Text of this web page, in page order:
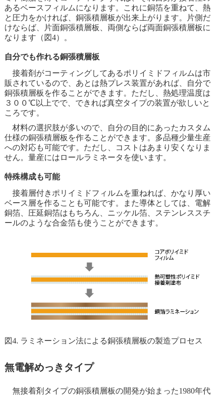
あるベースフィルムになります。これに銅箔を重ねて、熱
と圧力をかければ、銅張積層板が出来上がります。片側だ
けならば、片面銅張積層板、両側ならば両面銅張積層板に
なります（図4）。
自分でも作れる銅張積層板
接着剤がコーティングしてあるポリイミドフィルムは市
販されているので、あとは熱プレス装置があれば、自分で
銅張積層板を作ることができます。ただし、熱処理温度は
３００℃以上でで、できれば真空タイプの装置が欲しいと
ころです。
材料の選択肢が多いので、自分の目的にあったカスタム
仕様の銅張積層板を作ることができます。多品種少量生産
への対応も可能です。ただし、コストはあまり安くなりま
せん。量産にはロールラミネータを使います。
特殊構成も可能
接着層付きポリイミドフィルムを重ねれば、かなり厚い
ベース層を作ることも可能です。また導体としては、電解
銅箔、圧延銅箔はもちろん、ニッケル箔、ステンレススチ
ールのような合金箔も使うことができます。
図4. ラミネーション法による銅張積層板の製造プロセス
無電解めっきタイプ
無接着剤タイプの銅張積層板の開発が始まった1980年代